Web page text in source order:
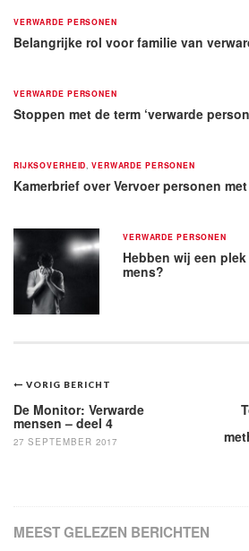
VERWARDE PERSONEN
Belangrijke rol voor familie van
VERWARDE PERSONEN
Stoppen met de term ‘verwarde
RIJKSOVERHEID ,VERWARDE PERSONEN
Kamerbrief over Vervoer personen
VERWARDE PERSONEN
Hebben wij een
mens?
Bericht
navigatie
VORIG BERICHT
De Monitor: Verwarde
mensen – deel 4
27 SEPTEMBER 2017
MEEST GELEZEN BERICHTEN